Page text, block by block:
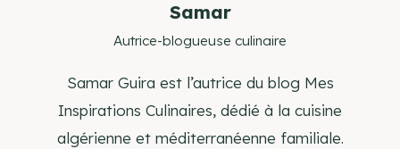
Samar
Autrice-blogueuse culinaire
Samar Guira est l’autrice du blog Mes
Inspirations Culinaires, dédié à la cuisine
algérienne et méditerranéenne familiale.